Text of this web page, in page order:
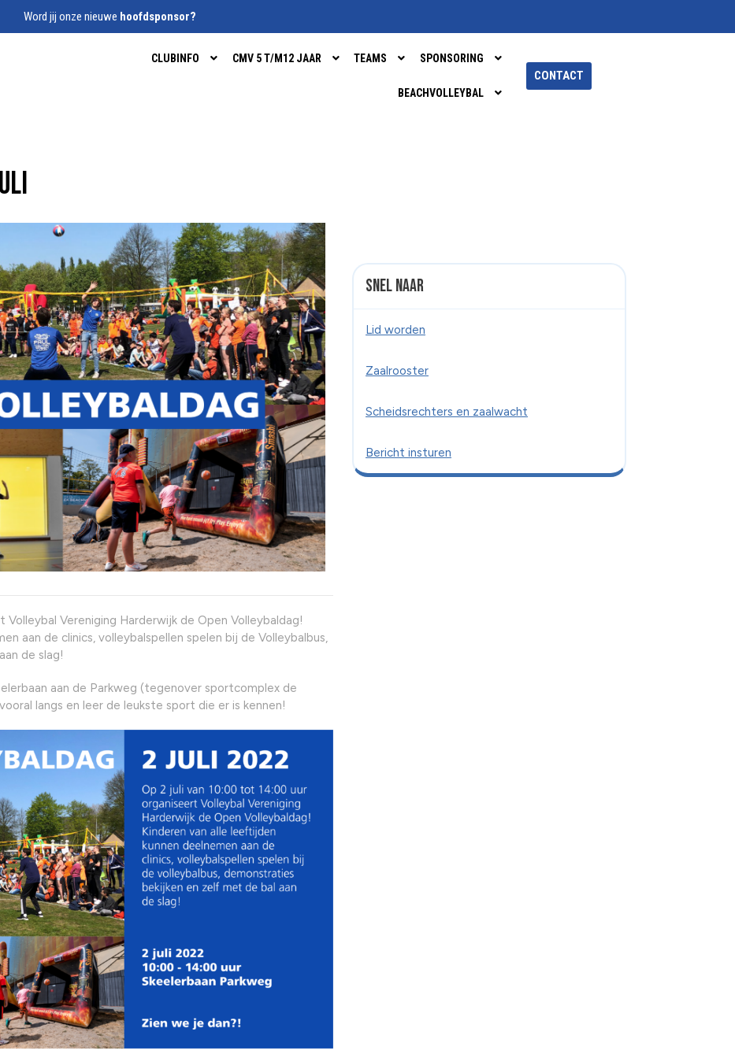
Word jij onze nieuwe hoofdsponsor?
CLUBINFO CMV 5 T/M12 JAAR TEAMS SPONSORING
BEACHVOLLEYBAL
CONTACT
Vereniging Harderwijk de Open Volleybaldag!
aan de clinics, volleybalspellen spelen bij de Volleybalbus,
de slag!
aan de Parkweg (tegenover sportcomplex de
langs en leer de leukste sport die er is kennen!
Snel naar
Lid worden
Zaalrooster
Scheidsrechters en zaalwacht
Bericht insturen